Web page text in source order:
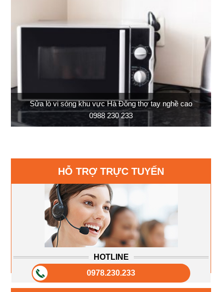
Sửa lò vi sóng khu vực Hà Đông thợ tay nghề cao
0988 230 233
HỖ TRỢ TRỰC TUYẾN
HOTLINE
0978.230.233